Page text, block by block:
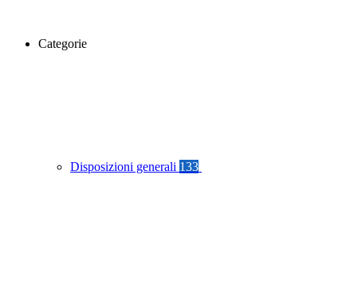
Categorie
Disposizioni generali 133